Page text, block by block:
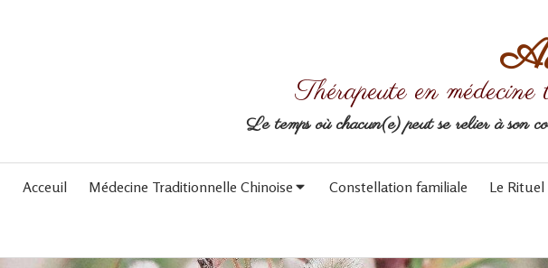
Thérapeute en
Le temps où chacun(e) peut se relier à son
Acceuil Médecine Traditionnelle Chinoise Constellation familiale Le